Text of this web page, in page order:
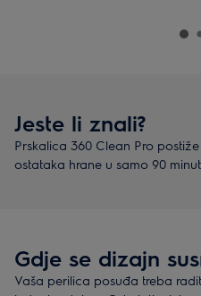
Jeste li znali?
Prskalica 360 Clean Pro
ostataka hrane u samo 90
Gdje se dizajn
Vaša perilica posuđa treba